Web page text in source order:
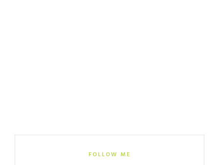
FOLLOW ME